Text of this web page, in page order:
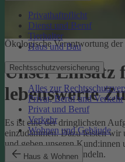
Privathaftpflicht
Dienst und Beruf
Tierhalter
Haus und Bau
Rechtsschutzversicherung
Alles zur
Privat, Beruf und Verkehr
Privat und Beruf
Verkehr
Wohnen und Gebäude
Haus & Wohnen
Ökologische Verantwortung
Unser Einsatz
lebenswerte
Es ist eine der dringlichsten
einzudämmen. Dazu leisten wir
und geben unseren
umweltbewusstes Handeln.